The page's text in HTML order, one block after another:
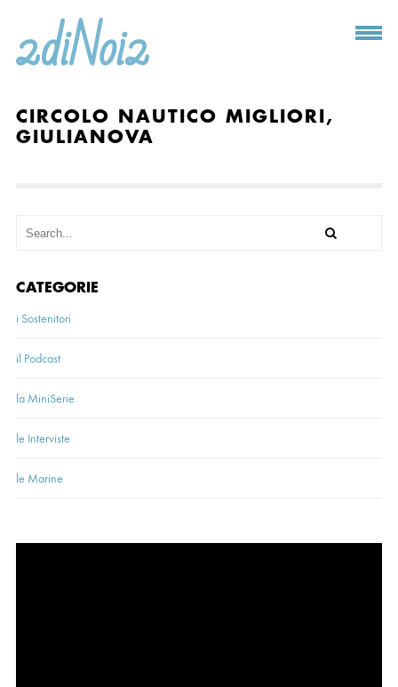
CIRCOLO NAUTICO MIGLIORI,
GIULIANOVA
CATEGORIE
i Sostenitori
il Podcast
la MiniSerie
le Interviste
le Marine